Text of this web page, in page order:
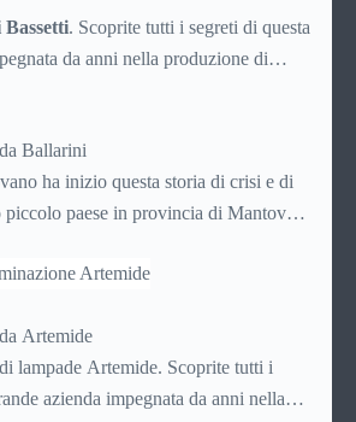
che deve illuminare la
scegliere i suoi prodotti.
. Scoprite tutti i segreti di questa
da anni nella produzione di
Bassetti, le sue peculiarità, le tipologie
comprare i suoi prodotti, lo stile e le
bene una azienda come questa è
che deve arredare, ma
Ballarini
ha inizio questa storia di crisi e di
piccolo paese in provincia di Mantova,
fabbricava articoli metal lici in
dalle gabbiette per uccelli fino ad
La produzione della bottega
anche grazie alla
macchine per lavorare la latta, ricevute
Artemide
lampade Artemide. Scoprite tutti i
azienda impegnata da anni nella